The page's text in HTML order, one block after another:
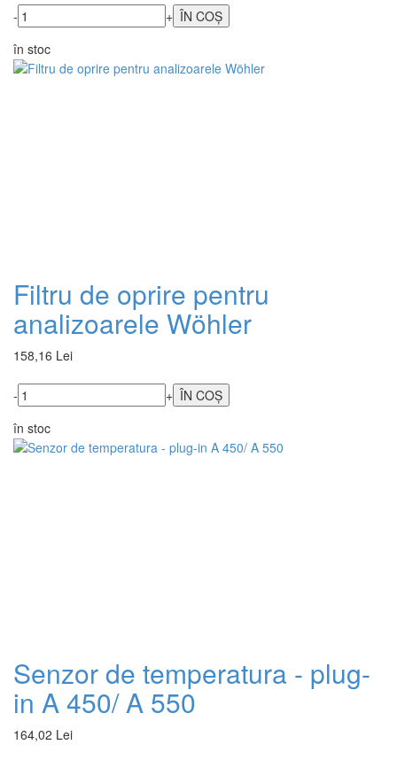
-
+
în stoc
Filtru de oprire pentru
analizoarele Wöhler
158,16 Lei
-
+
în stoc
Senzor de temperatura - plug-
in A 450/ A 550
164,02 Lei